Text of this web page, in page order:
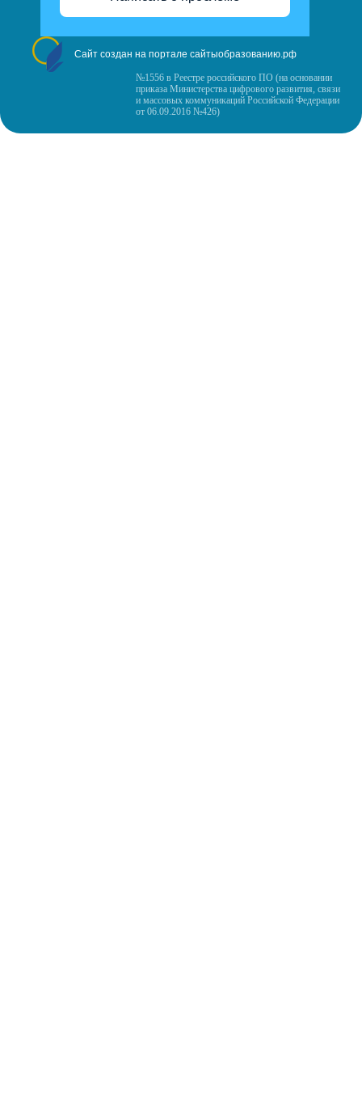
Сайт создан на портале сайтыобразованию.рф
№1556 в Реестре российского ПО (на основании
приказа Министерства цифрового развития, связи
и массовых коммуникаций Российской Федерации
от 06.09.2016 №426)